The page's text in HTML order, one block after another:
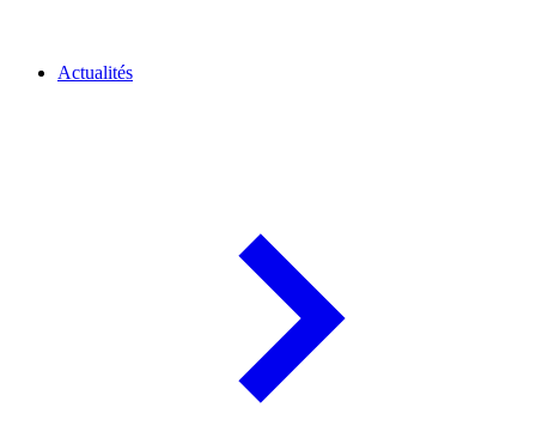
Actualités